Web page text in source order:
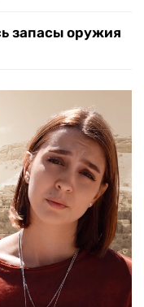
запасы оружия